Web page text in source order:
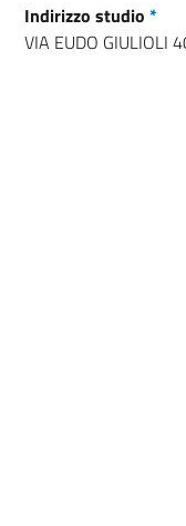
Indirizzo studio *
VIA EUDO GIULIOLI